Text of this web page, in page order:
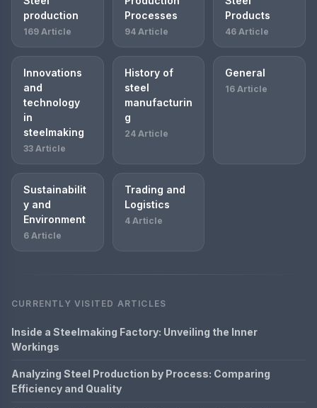
production
169 Article
Processes
94 Article
Products
46 Article
Innovations
and
technology
in
steelmaking
33 Article
History of
steel
manufacturin
g
24 Article
General
16 Article
Sustainabilit
y and
Environment
6 Article
Trading and
Logistics
4 Article
CURRENTLY VISITED ARTICLES
Inside a Steelmaking Factory: Unveiling the Inner
Workings
Analyzing Steel Production by Process: Comparing
Efficiency and Quality